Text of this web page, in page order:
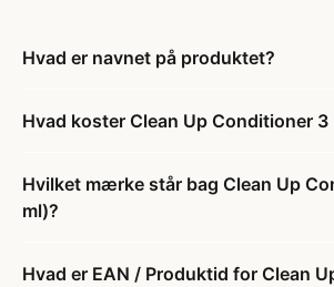
Hvad er navnet på produktet?
Hvad koster Clean Up Conditioner 3
Hvilket mærke står bag Clean Up
ml)?
Hvad er EAN / Produktid for Clean